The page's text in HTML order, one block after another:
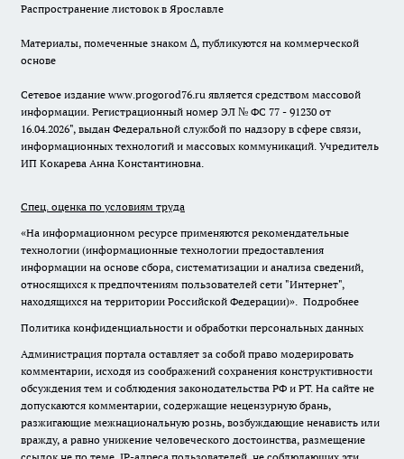
Распространение листовок в Ярославле
Материалы, помеченные знаком ∆, публикуются на коммерческой
основе
Сетевое издание www.progorod76.ru является средством массовой
информации. Регистрационный номер ЭЛ № ФС 77 - 91230 от
16.04.2026", выдан Федеральной службой по надзору в сфере связи,
информационных технологий и массовых коммуникаций. Учредитель
ИП Кокарева Анна Константиновна.
Спец. оценка по условиям труда
«На информационном ресурсе применяются рекомендательные
технологии (информационные технологии предоставления
информации на основе сбора, систематизации и анализа сведений,
относящихся к предпочтениям пользователей сети "Интернет",
находящихся на территории Российской Федерации)». Подробнее
Политика конфиденциальности и обработки персональных данных
Администрация портала оставляет за собой право модерировать
комментарии, исходя из соображений сохранения конструктивности
обсуждения тем и соблюдения законодательства РФ и РТ. На сайте не
допускаются комментарии, содержащие нецензурную брань,
разжигающие межнациональную рознь, возбуждающие ненависть или
вражду, а равно унижение человеческого достоинства, размещение